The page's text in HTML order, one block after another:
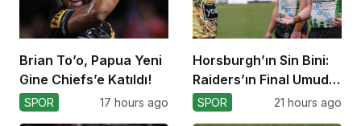
Brian To’o, Papua Yeni
Gine Chiefs’e Katıldı!
SPOR 17 hours ago
Horsburgh’ın Sin Bini:
Raiders’ın Final Umudu
Sona Erdi
SPOR 21 hours ago